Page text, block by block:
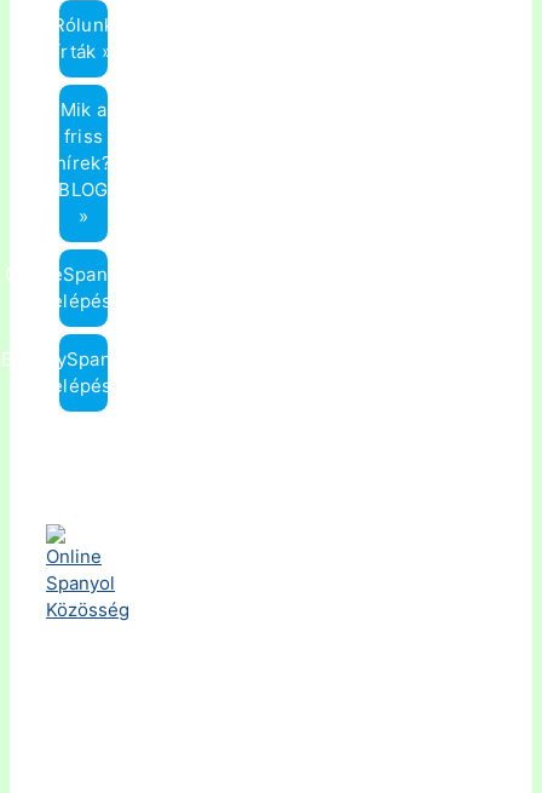
Rólunk
írták »
Mik a
friss
hírek?
(BLOG)
»
OnlineSpanyol.hu
Belépés »
ElmenySpanyol.hu
Belépés »